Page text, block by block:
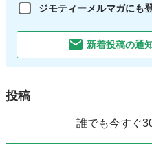
ジモティーメルマガにも
新着投稿の通
投稿
誰でも今すぐ